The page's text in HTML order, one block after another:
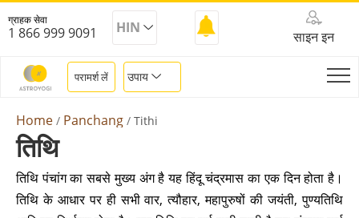
ग्राहक सेवा
1 866 999 9091 HIN
साइन इन
परामर्श लें उपाय
Home Panchang Tithi
तिथि
तिथि पंचांग का सबसे मुख्य अंग है यह हिंदू चंद्रमास का एक दिन होता है।
तिथि के आधार पर ही सभी वार, त्यौहार, महापुरुषों की जयंती, पुण्यतिथि